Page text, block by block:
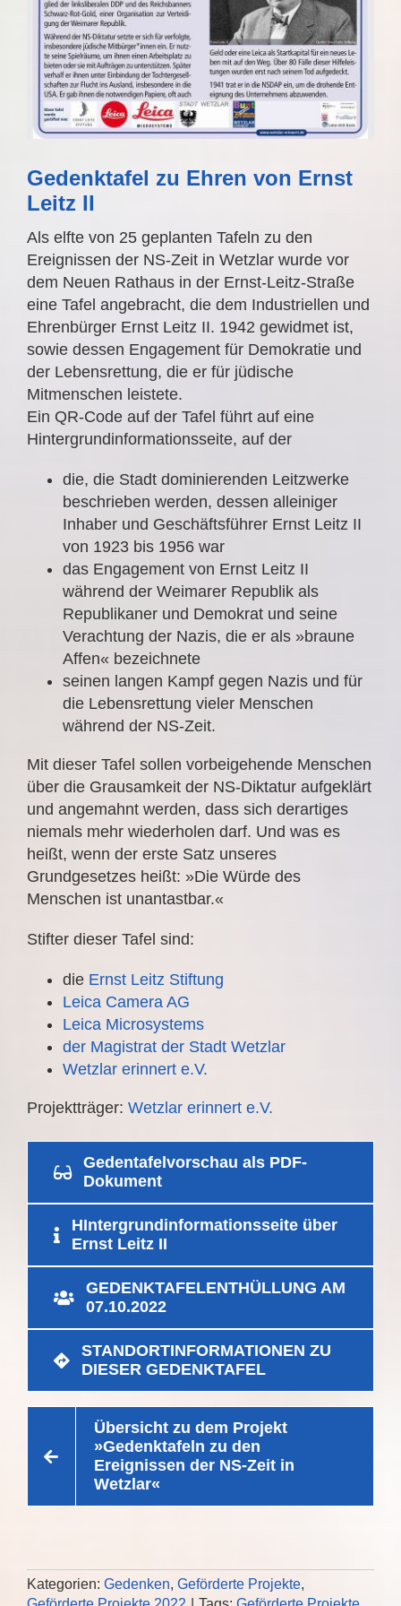
Gedenktafel zu Ehren von Ernst
Leitz II
Als elfte von 25 geplanten Tafeln zu den
Ereignissen der NS-Zeit in Wetzlar wurde vor
dem Neuen Rathaus in der Ernst-Leitz-Straße
eine Tafel angebracht, die dem Industriellen und
Ehrenbürger Ernst Leitz II. 1942 gewidmet ist,
sowie dessen Engagement für Demokratie und
der Lebensrettung, die er für jüdische
Mitmenschen leistete.
Ein QR-Code auf der Tafel führt auf eine
Hintergrundinformationsseite, auf der
die, die Stadt dominierenden Leitzwerke
beschrieben werden, dessen alleiniger
Inhaber und Geschäftsführer Ernst Leitz II
von 1923 bis 1956 war
das Engagement von Ernst Leitz II
während der Weimarer Republik als
Republikaner und Demokrat und seine
Verachtung der Nazis, die er als »braune
Affen« bezeichnete
seinen langen Kampf gegen Nazis und für
die Lebensrettung vieler Menschen
während der NS-Zeit.
Mit dieser Tafel sollen vorbeigehende Menschen
über die Grausamkeit der NS-Diktatur aufgeklärt
und angemahnt werden, dass sich derartiges
niemals mehr wiederholen darf. Und was es
heißt, wenn der erste Satz unseres
Grundgesetzes heißt: »Die Würde des
Menschen ist unantastbar.«
Stifter dieser Tafel sind:
die Ernst Leitz Stiftung
Leica Camera AG
Leica Microsystems
der Magistrat der Stadt Wetzlar
Wetzlar erinnert e.V.
Projektträger: Wetzlar erinnert e.V.
Gedentafelvorschau als PDF-
Dokument
HIntergrundinformationsseite über
Ernst Leitz II
GEDENKTAFELENTHÜLLUNG AM
07.10.2022
STANDORTINFORMATIONEN ZU
DIESER GEDENKTAFEL
Übersicht zu dem Projekt
»Gedenktafeln zu den
Ereignissen der NS-Zeit in
Wetzlar«
Kategorien: Gedenken, Geförderte Projekte,